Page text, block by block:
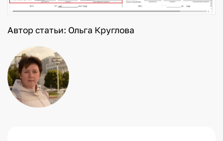
Автор статьи: Ольга Круглова